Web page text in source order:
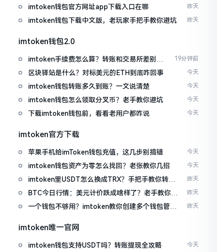
imtoken钱包官方网址app下载入口在哪 昨天
imtoken钱包下载中文版，老玩家手把手教你避坑 昨天
imtoken钱包2.0
imtoken手续费怎么算？转账和交易所差别大
了
19分钟前
区块驿站是什么？对标美元的ETH到底咋回事 今天
imtoken钱包转账多久到账？一文说清楚 今天
imtoken钱包怎么领取分叉币？老手教你避坑 今天
下载imtoken钱包前，看看老用户都咋说 今天
imtoken官方下载
苹果手机给imToken钱包充值，这几步别搞错 今天
imtoken钱包资产为零怎么找回？老张教你几招 今天
imtoken里USDT怎么换成TRX？手把手教你转成
波场币
昨天
BTC今日行情：美元计价跌成啥样了？老手教你咋
昨天
一个钱包不够用？imtoken教你创建多个钱包管理
昨天
imtoken唯一官网
imtoken钱包支持USDT吗？转账提现全攻略 今天